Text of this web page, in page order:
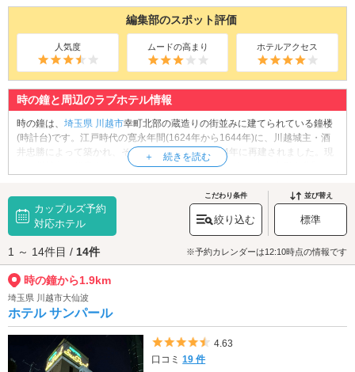
編集部のスポット評価
人気度 ムードの高まり ホテルアクセス
時の鐘と周辺のラブホテル情報
時の鐘は、 埼玉県 川越市幸町北部の蔵造りの街並みに建てられている鐘楼
(時計台)です。江戸時代の寛永年間(1624年から1644年)に、川越城主・酒
井忠勝によって築かれ、その後、明治時代の1894年に再建されました。現
在は川越市を代表するシンボルマークとして親しまれ、市の有形文化財に
を知らせるその鐘の音は、それぞれの時間帯の空の色や風景に寄り添っ
て、「小江戸川越」の情緒を感じさせてくれます。また、塔をくぐった先
は、病気平癒、特に眼病に対してご利益があるとされている「薬師神社」
の境内になっています。こちらにもぜひお参りください。
時の鐘へは、 川越・仙波エリアのラブホテルからもアクセスが便利です。
カップルズ予約
対応ホテル
こだわり条件
絞り込む
並び替え
標準
1 ～ 14件目 / 14件 ※予約カレンダーは12:10時点の情報です
時の鐘から1.9km
埼玉県 川越市大仙波
ホテル サンパール
5つ星のうち4.5
4.63
口コミ19 件